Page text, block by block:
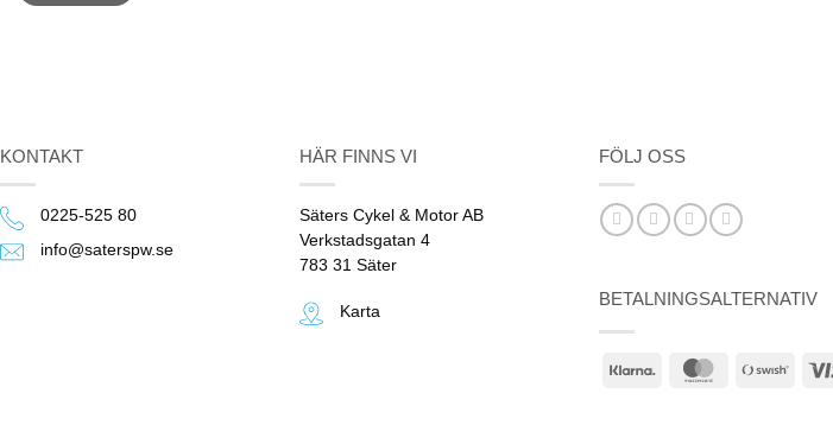
KONTAKT
0225-525 80
info@saterspw.se
HÄR FINNS VI
Säters Cykel & Motor AB
Verkstadsgatan 4
783 31 Säter
Karta
FÖLJ OSS
BETALNINGSALTERNATIV
Klarna MasterCardSwish